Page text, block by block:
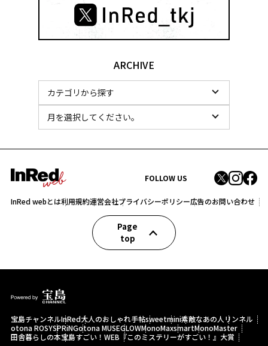
ARCHIVE
FOLLOW US
InRed webとは利用規約運営会社プライバシーポリシー広告のお問い合わせ
Page
top
宝島チャンネルInRed大人のおしゃれ手帖sweetmini素敵なあの人 リンネル
otona ROSYSPRiNGotona MUSEGLOWMonoMaxsmartMonoMaster
田舎暮らしの本宝島すごい！WEB 『このミステリーがすごい！』大賞